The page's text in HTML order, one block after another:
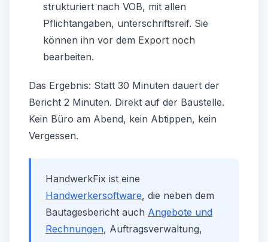
strukturiert nach VOB, mit allen
Pflichtangaben, unterschriftsreif. Sie
können ihn vor dem Export noch
bearbeiten.
Das Ergebnis: Statt 30 Minuten dauert der
Bericht 2 Minuten. Direkt auf der Baustelle.
Kein Büro am Abend, kein Abtippen, kein
Vergessen.
HandwerkFix ist eine
Handwerkersoftware, die neben dem
Bautagesbericht auch Angebote und
Rechnungen, Auftragsverwaltung,